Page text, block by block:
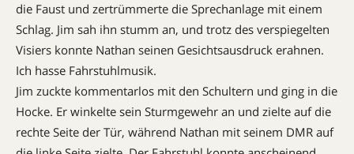
die Faust und zertrümmerte die Sprechanlage mit einem
Schlag. Jim sah ihn stumm an, und trotz des verspiegelten
Visiers konnte Nathan seinen Gesichtsausdruck erahnen.
Ich hasse Fahrstuhlmusik.
Jim zuckte kommentarlos mit den Schultern und ging in die
Hocke. Er winkelte sein Sturmgewehr an und zielte auf die
rechte Seite der Tür, während Nathan mit seinem DMR auf